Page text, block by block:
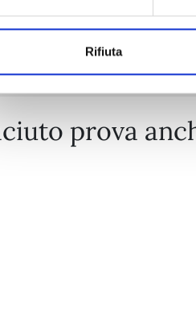
Rifiuta
prova